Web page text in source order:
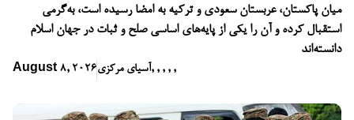
میان پاکستان، عربستان سعودی و ترکیه به امضا رسیده است، به‌گرمی
استقبال کرده و آن را یکی از پایه‌های اساسی صلح و ثبات در جهان اسلام
دانسته‌اند
August 8, 2026آسیای مرکزی, , , , ,